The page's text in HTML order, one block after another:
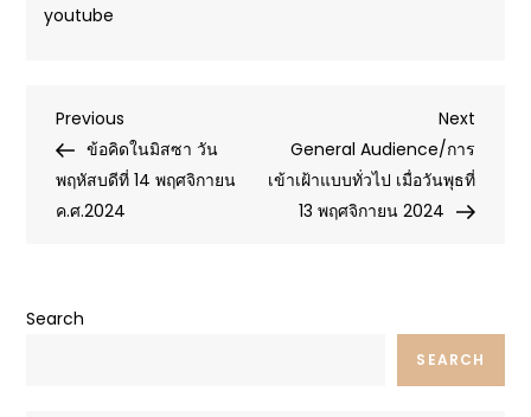
youtube
Post
navigation
Previous
Post
Previous
ข้อคิดในมิสซา วัน
พฤหัสบดีที่ 14 พฤศจิกายน
ค.ศ.2024
Next
Post
Next
General Audience/การ
เข้าเฝ้าแบบทั่วไป เมื่อวันพุธที่
13 พฤศจิกายน 2024
Search
SEARCH